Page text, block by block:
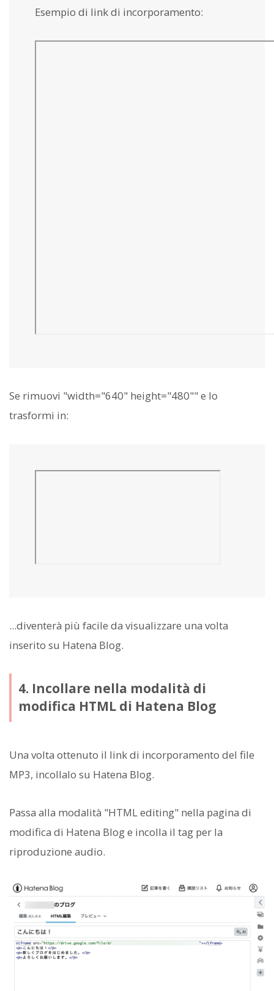
Esempio di link di incorporamento:
Se rimuovi "width="640" height="480"" e lo
trasformi in:
...diventerà più facile da visualizzare una volta
inserito su Hatena Blog.
4. Incollare nella modalità di
modifica HTML di Hatena Blog
Una volta ottenuto il link di incorporamento del file
MP3, incollalo su Hatena Blog.
Passa alla modalità "HTML editing" nella pagina di
modifica di Hatena Blog e incolla il tag per la
riproduzione audio.